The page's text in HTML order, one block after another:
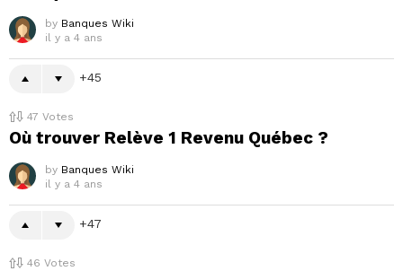
by Banques Wiki
il y a 4 ans
45
47 Votes
Où trouver Relève 1 Revenu Québec ?
by Banques Wiki
il y a 4 ans
47
46 Votes